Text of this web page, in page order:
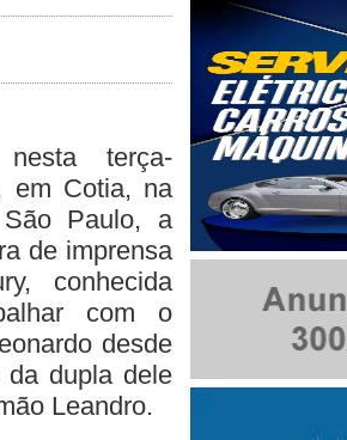
nesta terça-
em Cotia, na
Paulo, a
de imprensa
conhecida
com o
desde
da dupla dele
Leandro.